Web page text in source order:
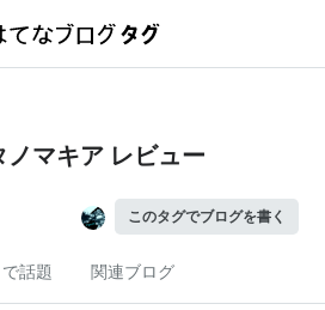
ノマキア レビュー
このタグでブログを書く
話題 関連ブログ